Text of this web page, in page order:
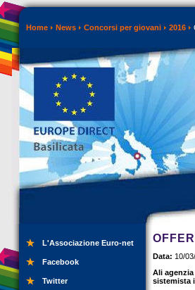
Home News Concorsi per giovani 2016
L'Associazione Euro-net
Facebook
Twitter
Data: 10/
Ali
sistemista